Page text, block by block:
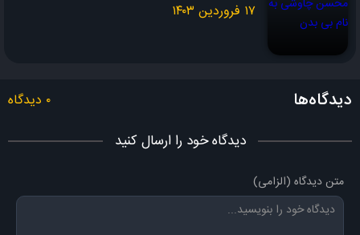
۱۷ فروردین ۱۴۰۳
دیدگاه‌ها ۰ دیدگاه
دیدگاه خود را ارسال کنید
متن دیدگاه (الزامی)